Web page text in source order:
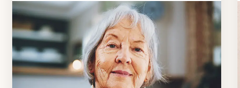
Schritt 1
Klarheit schaffen
Überlegen Sie, ob Ihnen das Essen